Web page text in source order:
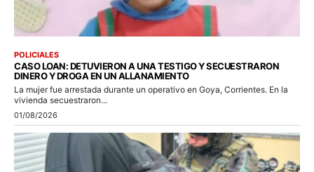
POLICIALES
CASO LOAN: DETUVIERON A UNA TESTIGO Y SECUESTRARON
DINERO Y DROGA EN UN ALLANAMIENTO
La mujer fue arrestada durante un operativo en Goya, Corrientes. En la
vivienda secuestraron...
01/08/2026